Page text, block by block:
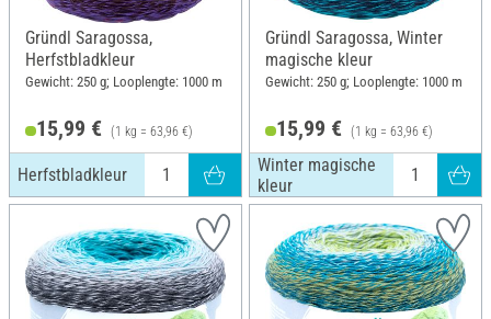
Gründl Saragossa,
Herfstbladkleur
Gewicht: 250 g; Looplengte: 1000 m
15,99 € (1 kg = 63,96 €)
Herfstbladkleur
Gründl Saragossa, Winter
magische kleur
Gewicht: 250 g; Looplengte: 1000 m
15,99 € (1 kg = 63,96 €)
Winter magische
kleur